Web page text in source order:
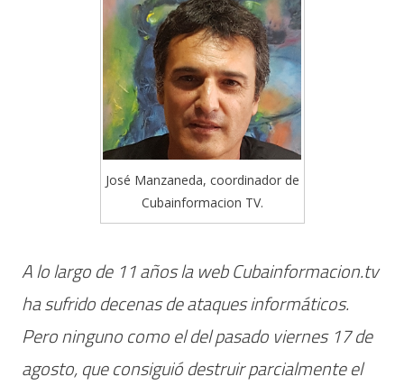
José Manzaneda, coordinador de
Cubainformacion TV.
A lo largo de 11 años la web Cubainformacion.tv
ha sufrido decenas de ataques informáticos.
Pero ninguno como el del pasado viernes 17 de
agosto, que consiguió destruir parcialmente el